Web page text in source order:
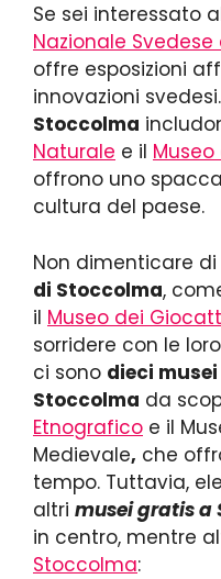
Se sei interessato
Nazionale
offre esposizioni
innovazioni
Stoccolma
Naturale e il
offrono uno
cultura del paese.
Non dimenticare di
di Stoccolma,
il Museo dei
sorridere con le
ci sono dieci
Stoccolma da
Etnografico e il
Medievale, che
tempo. Tuttavia,
altri musei gratis a
in centro, mentre
Stoccolma: